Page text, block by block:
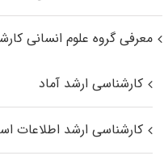
معرفی گروه علوم انسانی
کارشناسی ارشد آماد
کارشناسی ارشد اطلاعات